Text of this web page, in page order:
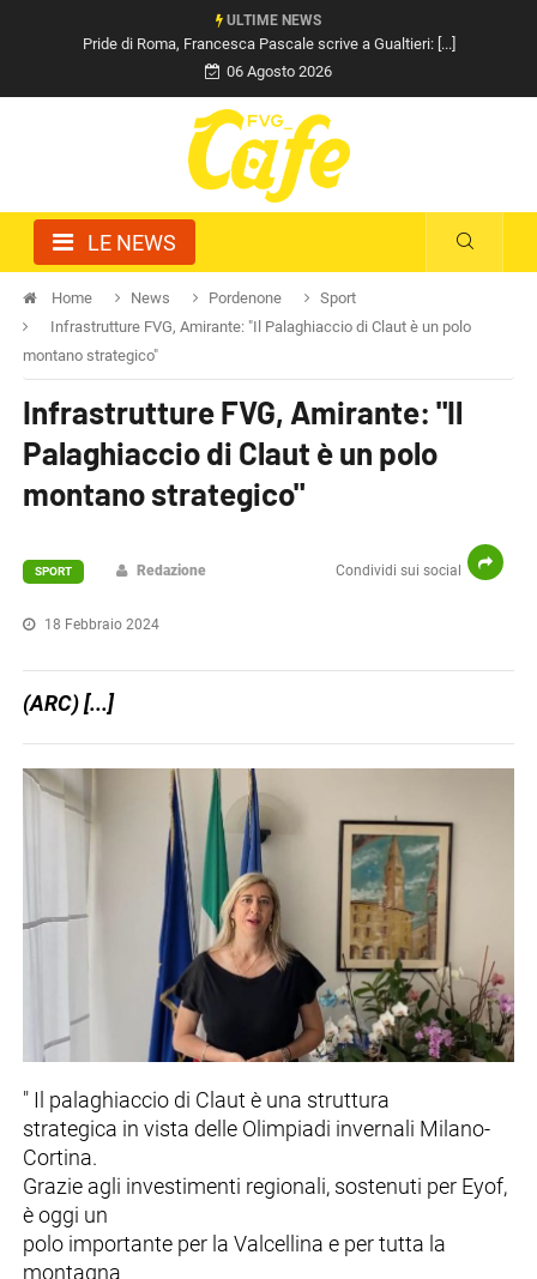
ULTIME NEWS
Pride di Roma, Francesca Pascale scrive a Gualtieri: [...]
06 Agosto 2026
LE NEWS
Home News Pordenone
Sport
Infrastrutture FVG, Amirante: "Il Palaghiaccio di Claut è un polo
montano strategico"
Infrastrutture FVG, Amirante: "Il
Palaghiaccio di Claut è un polo
montano strategico"
Condividi sui social
SPORT Redazione
18 Febbraio 2024
(ARC) [...]
" Il palaghiaccio di Claut è una struttura
strategica in vista delle Olimpiadi invernali Milano-
Cortina.
Grazie agli investimenti regionali, sostenuti per Eyof,
è oggi un
polo importante per la Valcellina e per tutta la
montagna